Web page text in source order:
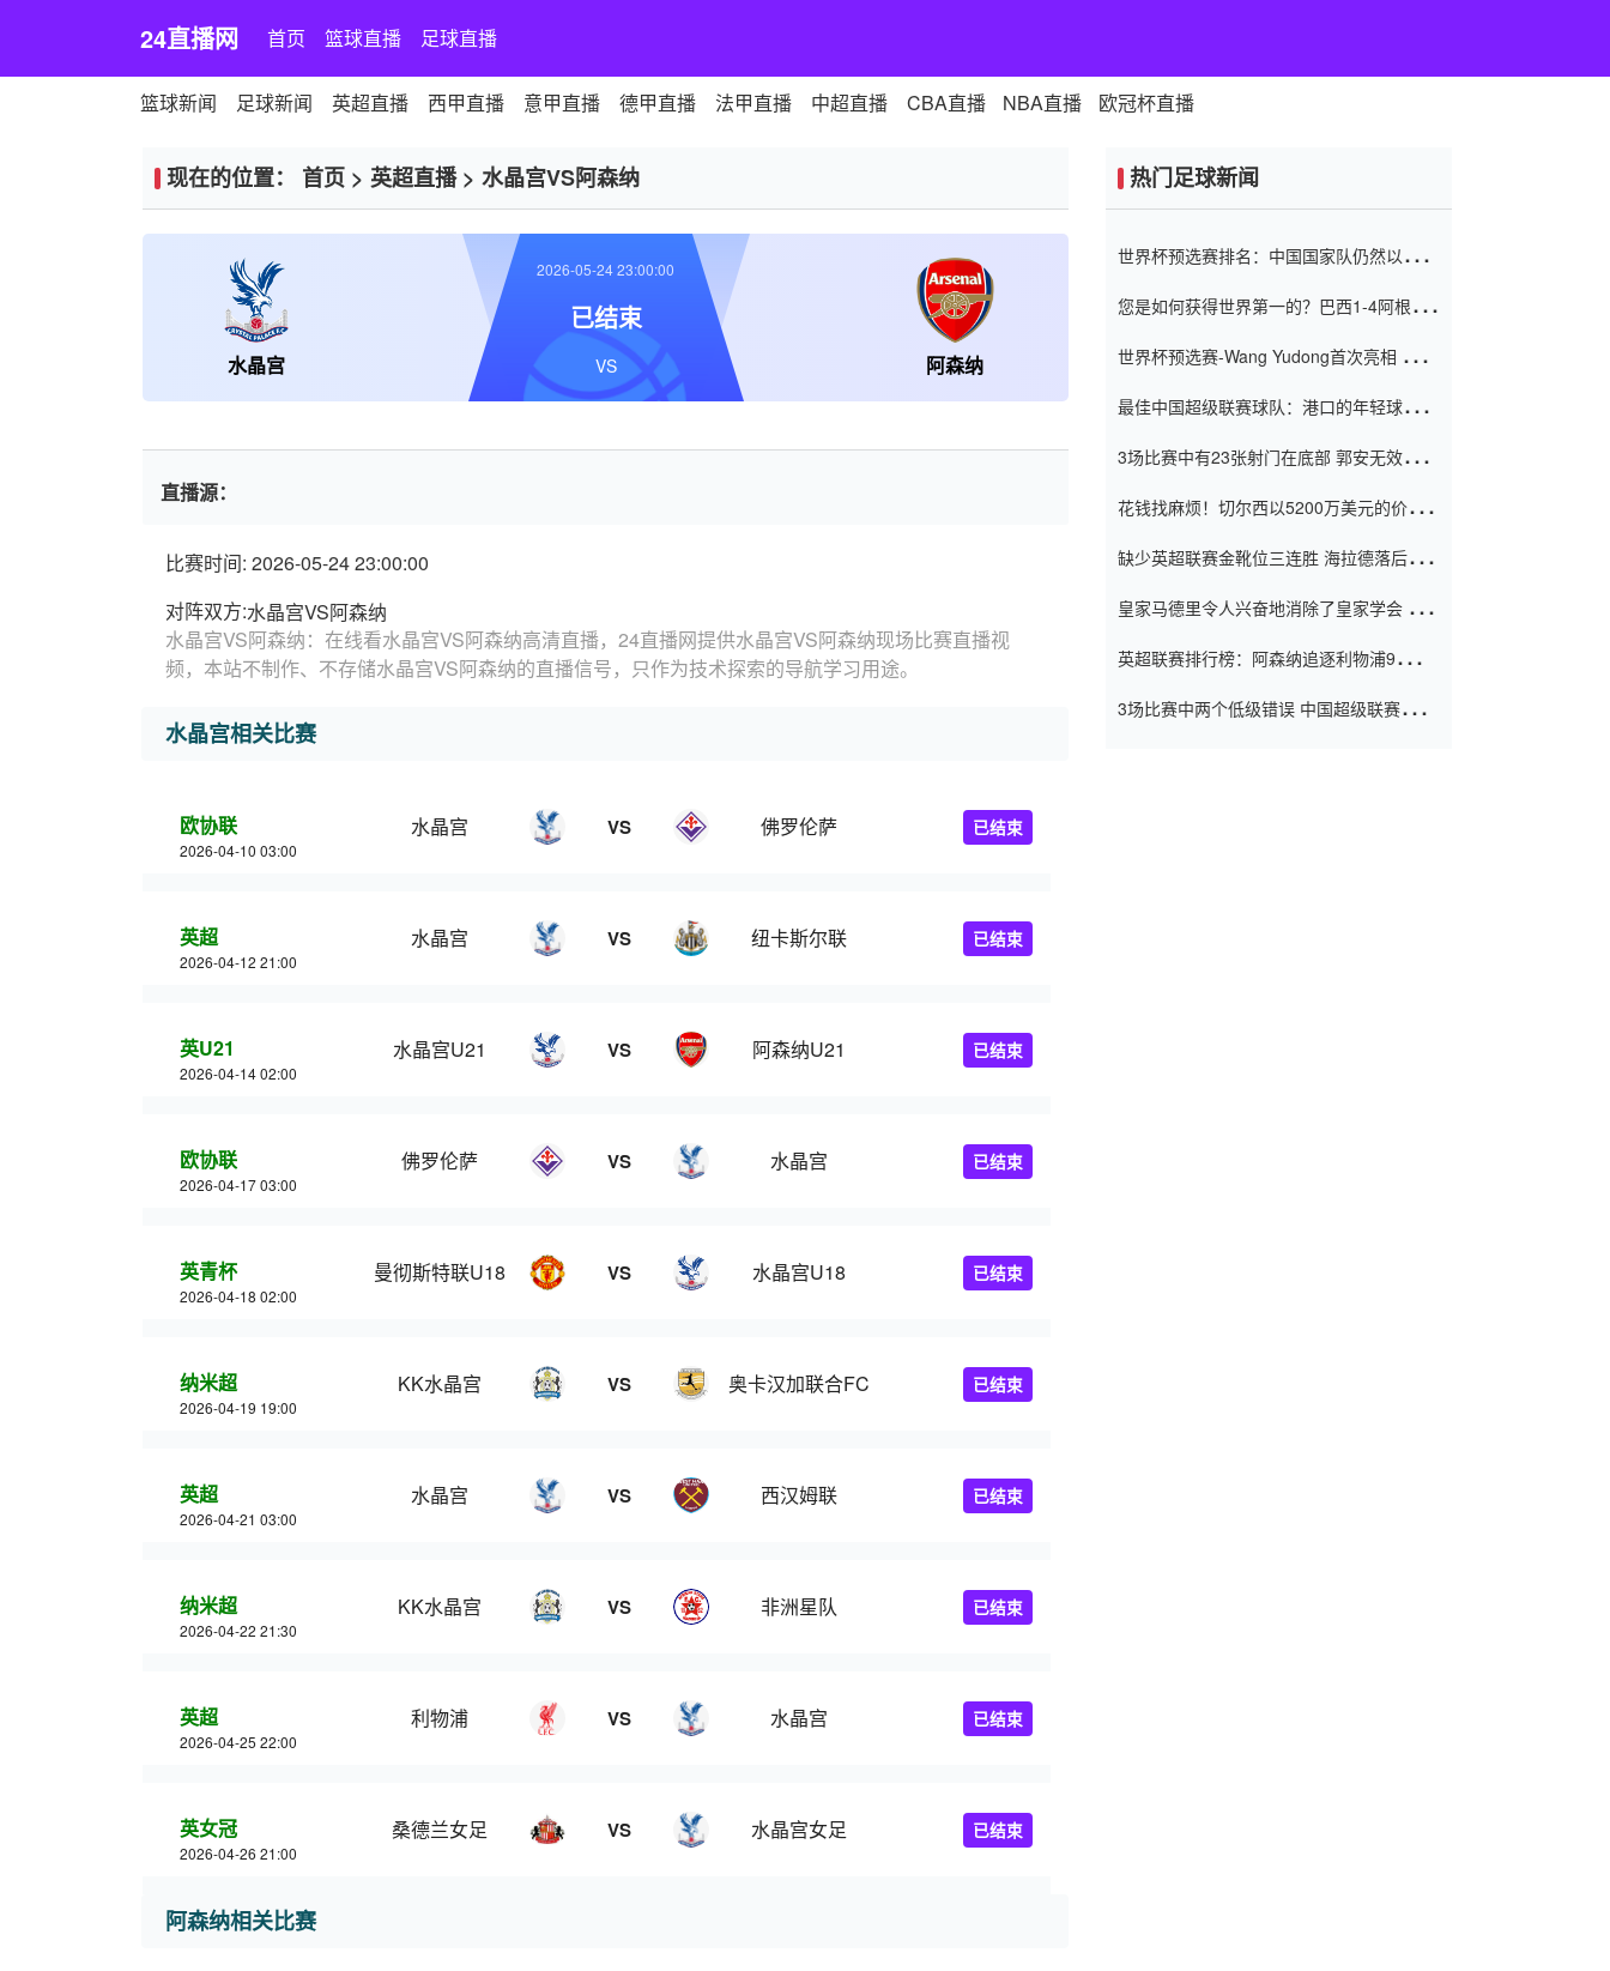
24直播网 首页 篮球直播 足球直播
篮球新闻 足球新闻 英超直播 西甲直播 意甲直播 德甲直播 法甲直播 中超直播 CBA直播 NBA直播 欧冠杯直播
现在的位置： 首页 > 英超直播> 水晶宫VS阿森纳
水晶宫 阿森纳
2026-05-24 23:00:00
已结束
VS
直播源：
比赛时间: 2026-05-24 23:00:00
对阵双方:水晶宫VS阿森纳
水晶宫VS阿森纳：在线看水晶宫VS阿森纳高清直播，24直播网提供水晶宫VS阿森纳现场比赛直播视
频，本站不制作、不存储水晶宫VS阿森纳的直播信号，只作为技术探索的导航学习用途。
水晶宫相关比赛
欧协联
2026-04-10 03:00
水晶宫 VS 佛罗伦萨 已结束
英超
2026-04-12 21:00
水晶宫 VS 纽卡斯尔联 已结束
英U21
2026-04-14 02:00
水晶宫U21 VS 阿森纳U21 已结束
欧协联
2026-04-17 03:00
佛罗伦萨 VS 水晶宫 已结束
英青杯
2026-04-18 02:00
曼彻斯特联U18 VS 水晶宫U18 已结束
纳米超
2026-04-19 19:00
KK水晶宫 VS 奥卡汉加联合FC 已结束
英超
2026-04-21 03:00
水晶宫 VS 西汉姆联 已结束
纳米超
2026-04-22 21:30
KK水晶宫 VS 非洲星队 已结束
英超
2026-04-25 22:00
利物浦 VS 水晶宫 已结束
英女冠
2026-04-26 21:00
桑德兰女足 VS 水晶宫女足 已结束
阿森纳相关比赛
热门足球新闻
世界杯预选赛排名：中国国家队仍然以6分
您是如何获得世界第一的？巴西1-4阿根
世界杯预选赛-Wang Yudong首次亮相 中国
最佳中国超级联赛球队：港口的年轻球员在
（Taishan）
3场比赛中有23张射门在底部 郭安无效传球
花钱找麻烦！切尔西以5200万美元的价格
窗口
缺少英超联赛金靴位三连胜 海拉德落后6球
皇家马德里令人兴奋地消除了皇家学会 安
英超联赛排行榜：阿森纳追逐利物浦9分 曼
3场比赛中两个低级错误 中国超级联赛的前